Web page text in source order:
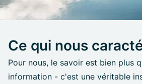
Ce qui nous
Pour nous, le savoir est bien plus
information - c'est une véritable